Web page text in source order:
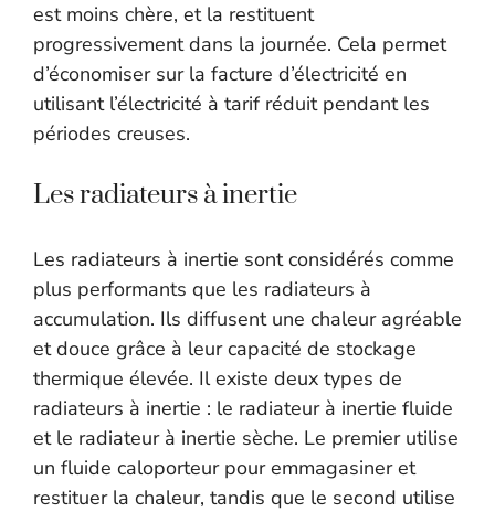
est moins chère, et la restituent
progressivement dans la journée. Cela permet
d’économiser sur la facture d’électricité en
utilisant l’électricité à tarif réduit pendant les
périodes creuses.
Les radiateurs à inertie
Les radiateurs à inertie sont considérés comme
plus performants que les radiateurs à
accumulation. Ils diffusent une chaleur agréable
et douce grâce à leur capacité de stockage
thermique élevée. Il existe deux types de
radiateurs à inertie : le radiateur à inertie fluide
et le radiateur à inertie sèche. Le premier utilise
un fluide caloporteur pour emmagasiner et
restituer la chaleur, tandis que le second utilise